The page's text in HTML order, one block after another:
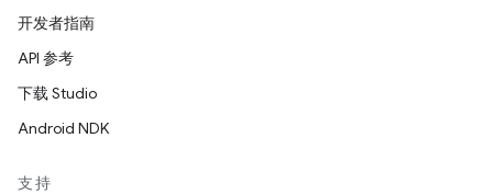
开发者指南
API 参考
下载 Studio
Android NDK
支持